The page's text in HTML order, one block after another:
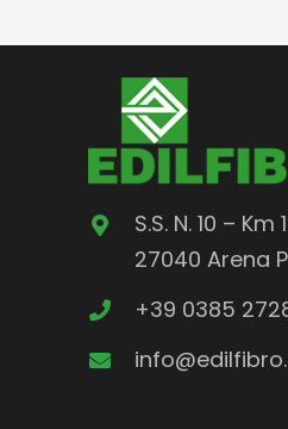
S.S. N. 10 – Km
27040 Arena
+39 0385